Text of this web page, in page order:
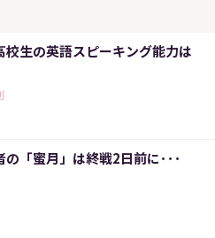
校生の英語スピーキング能力は
の「蜜月」は終戦2日前に･･･